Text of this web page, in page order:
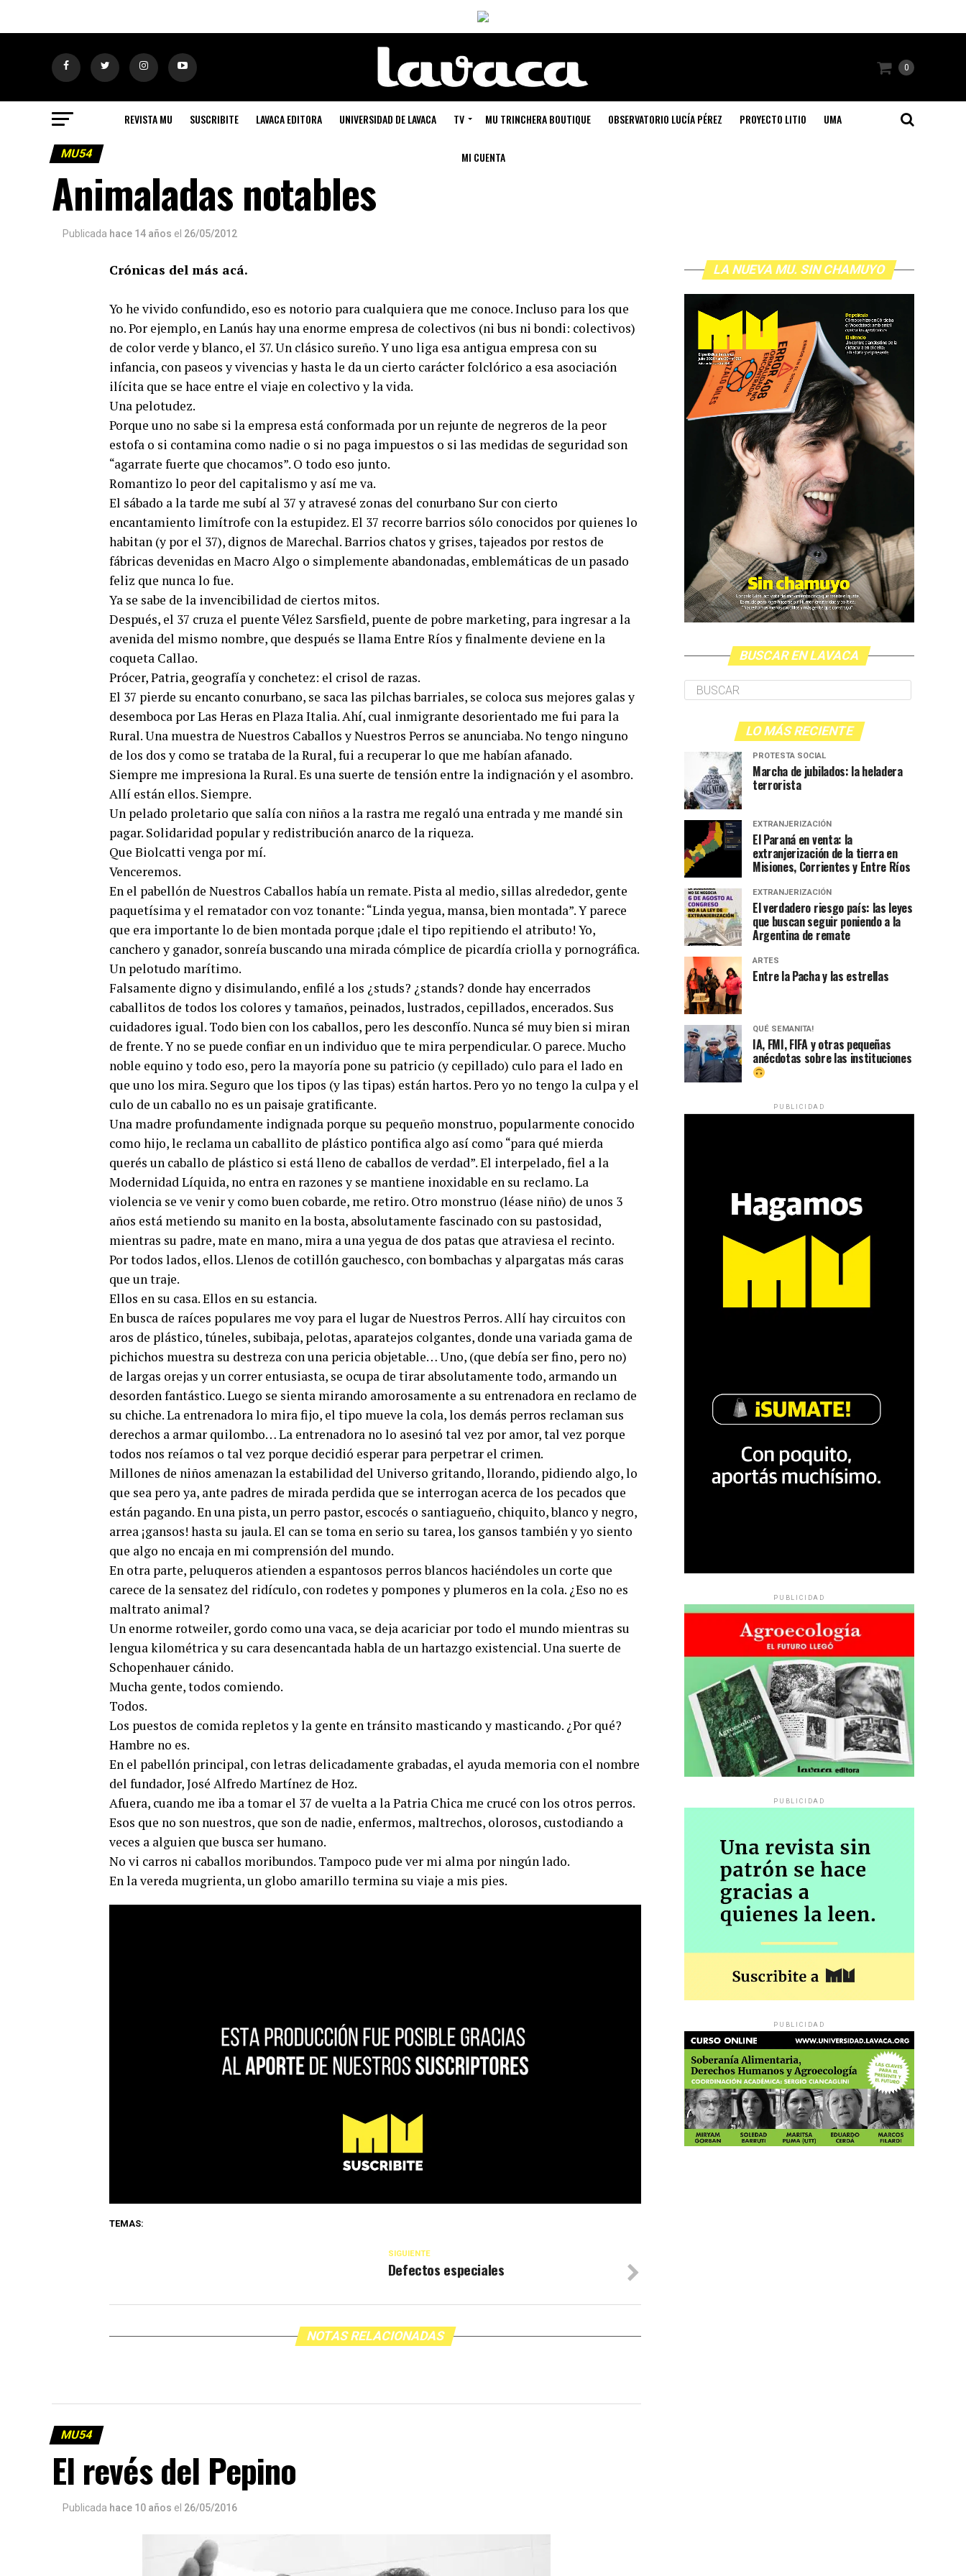
0
REVISTA MU SUSCRIBITE LAVACA EDITORA UNIVERSIDAD DE LAVACA TV MU TRINCHERA BOUTIQUE OBSERVATORIO LUCÍA PÉREZ PROYECTO LITIO UMA
MI CUENTA
MU54
Animaladas notables
Publicada hace 14 años el 26/05/2012
Crónicas del más acá.
Yo he vivido confundido, eso es notorio para cualquiera que me conoce. Incluso para los que
no. Por ejemplo, en Lanús hay una enorme empresa de colectivos (ni bus ni bondi: colectivos)
de color verde y blanco, el 37. Un clásico sureño. Y uno liga esa antigua empresa con su
infancia, con paseos y vivencias y hasta le da un cierto carácter folclórico a esa asociación
ilícita que se hace entre el viaje en colectivo y la vida.
Una pelotudez.
Porque uno no sabe si la empresa está conformada por un rejunte de negreros de la peor
estofa o si contamina como nadie o si no paga impuestos o si las medidas de seguridad son
“agarrate fuerte que chocamos”. O todo eso junto.
Romantizo lo peor del capitalismo y así me va.
El sábado a la tarde me subí al 37 y atravesé zonas del conurbano Sur con cierto
encantamiento limítrofe con la estupidez. El 37 recorre barrios sólo conocidos por quienes lo
habitan (y por el 37), dignos de Marechal. Barrios chatos y grises, tajeados por restos de
fábricas devenidas en Macro Algo o simplemente abandonadas, emblemáticas de un pasado
feliz que nunca lo fue.
Ya se sabe de la invencibilidad de ciertos mitos.
Después, el 37 cruza el puente Vélez Sarsfield, puente de pobre marketing, para ingresar a la
avenida del mismo nombre, que después se llama Entre Ríos y finalmente deviene en la
coqueta Callao.
Prócer, Patria, geografía y conchetez: el crisol de razas.
El 37 pierde su encanto conurbano, se saca las pilchas barriales, se coloca sus mejores galas y
desemboca por Las Heras en Plaza Italia. Ahí, cual inmigrante desorientado me fui para la
Rural. Una muestra de Nuestros Caballos y Nuestros Perros se anunciaba. No tengo ninguno
de los dos y como se trataba de la Rural, fui a recuperar lo que me habían afanado.
Siempre me impresiona la Rural. Es una suerte de tensión entre la indignación y el asombro.
Allí están ellos. Siempre.
Un pelado proletario que salía con niños a la rastra me regaló una entrada y me mandé sin
pagar. Solidaridad popular y redistribución anarco de la riqueza.
Que Biolcatti venga por mí.
Venceremos.
En el pabellón de Nuestros Caballos había un remate. Pista al medio, sillas alrededor, gente
paquetísima y el rematador con voz tonante: “Linda yegua, mansa, bien montada”. Y parece
que era importante lo de bien montada porque ¡dale el tipo repitiendo el atributo! Yo,
canchero y ganador, sonreía buscando una mirada cómplice de picardía criolla y pornográfica.
Un pelotudo marítimo.
Falsamente digno y disimulando, enfilé a los ¿studs? ¿stands? donde hay encerrados
caballitos de todos los colores y tamaños, peinados, lustrados, cepillados, encerados. Sus
cuidadores igual. Todo bien con los caballos, pero les desconfío. Nunca sé muy bien si miran
de frente. Y no se puede confiar en un individuo que te mira perpendicular. O parece. Mucho
noble equino y todo eso, pero la mayoría pone su patricio (y cepillado) culo para el lado en
que uno los mira. Seguro que los tipos (y las tipas) están hartos. Pero yo no tengo la culpa y el
culo de un caballo no es un paisaje gratificante.
Una madre profundamente indignada porque su pequeño monstruo, popularmente conocido
como hijo, le reclama un caballito de plástico pontifica algo así como “para qué mierda
querés un caballo de plástico si está lleno de caballos de verdad”. El interpelado, fiel a la
Modernidad Líquida, no entra en razones y se mantiene inoxidable en su reclamo. La
violencia se ve venir y como buen cobarde, me retiro. Otro monstruo (léase niño) de unos 3
años está metiendo su manito en la bosta, absolutamente fascinado con su pastosidad,
mientras su padre, mate en mano, mira a una yegua de dos patas que atraviesa el recinto.
Por todos lados, ellos. Llenos de cotillón gauchesco, con bombachas y alpargatas más caras
que un traje.
Ellos en su casa. Ellos en su estancia.
En busca de raíces populares me voy para el lugar de Nuestros Perros. Allí hay circuitos con
aros de plástico, túneles, subibaja, pelotas, aparatejos colgantes, donde una variada gama de
pichichos muestra su destreza con una pericia objetable… Uno, (que debía ser fino, pero no)
de largas orejas y un correr entusiasta, se ocupa de tirar absolutamente todo, armando un
desorden fantástico. Luego se sienta mirando amorosamente a su entrenadora en reclamo de
su chiche. La entrenadora lo mira fijo, el tipo mueve la cola, los demás perros reclaman sus
derechos a armar quilombo… La entrenadora no lo asesinó tal vez por amor, tal vez porque
todos nos reíamos o tal vez porque decidió esperar para perpetrar el crimen.
Millones de niños amenazan la estabilidad del Universo gritando, llorando, pidiendo algo, lo
que sea pero ya, ante padres de mirada perdida que se interrogan acerca de los pecados que
están pagando. En una pista, un perro pastor, escocés o santiagueño, chiquito, blanco y negro,
arrea ¡gansos! hasta su jaula. El can se toma en serio su tarea, los gansos también y yo siento
que algo no encaja en mi comprensión del mundo.
En otra parte, peluqueros atienden a espantosos perros blancos haciéndoles un corte que
carece de la sensatez del ridículo, con rodetes y pompones y plumeros en la cola. ¿Eso no es
maltrato animal?
Un enorme rotweiler, gordo como una vaca, se deja acariciar por todo el mundo mientras su
lengua kilométrica y su cara desencantada habla de un hartazgo existencial. Una suerte de
Schopenhauer cánido.
Mucha gente, todos comiendo.
Todos.
Los puestos de comida repletos y la gente en tránsito masticando y masticando. ¿Por qué?
Hambre no es.
En el pabellón principal, con letras delicadamente grabadas, el ayuda memoria con el nombre
del fundador, José Alfredo Martínez de Hoz.
Afuera, cuando me iba a tomar el 37 de vuelta a la Patria Chica me crucé con los otros perros.
Esos que no son nuestros, que son de nadie, enfermos, maltrechos, olorosos, custodiando a
veces a alguien que busca ser humano.
No vi carros ni caballos moribundos. Tampoco pude ver mi alma por ningún lado.
En la vereda mugrienta, un globo amarillo termina su viaje a mis pies.
TEMAS:
SIGUIENTE
Defectos especiales
NOTAS RELACIONADAS
MU54
El revés del Pepino
Publicada hace 10 años el 26/05/2016
LA NUEVA MU. SIN CHAMUYO
BUSCAR EN LAVACA
LO MÁS RECIENTE
PROTESTA SOCIAL
Marcha de jubilados: la heladera
terrorista
EXTRANJERIZACIÓN
El Paraná en venta: la
extranjerización de la tierra en
Misiones, Corrientes y Entre Ríos
EXTRANJERIZACIÓN
El verdadero riesgo país: las leyes
que buscan seguir poniendo a la
Argentina de remate
ARTES
Entre la Pacha y las estrellas
QUÉ SEMANITA!
IA, FMI, FIFA y otras pequeñas
anécdotas sobre las instituciones
PUBLICIDAD
PUBLICIDAD
PUBLICIDAD
PUBLICIDAD